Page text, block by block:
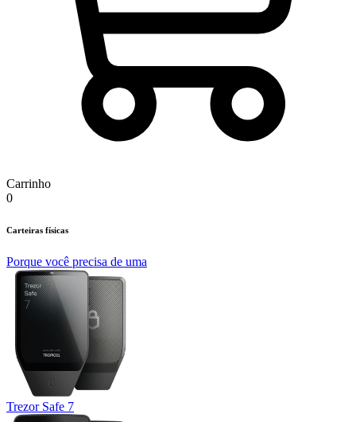
Carrinho
0
Carteiras físicas
Porque você precisa de uma
Trezor Safe 7